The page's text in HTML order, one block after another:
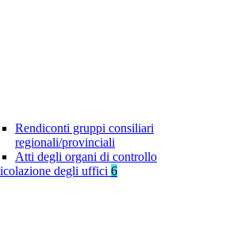
Rendiconti gruppi consiliari
regionali/provinciali
Atti degli organi di controllo
degli uffici 6